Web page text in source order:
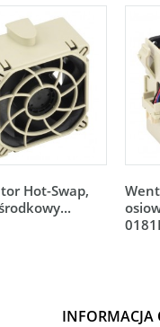
Hot-Swap,
INFORMACJA